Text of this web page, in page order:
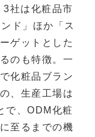
3社は化粧品市
ド」ほか「ス
ゲットとした
のも特徴。一
化粧品ブラン
、生産工場は
で、ODM化粧
至るまでの機